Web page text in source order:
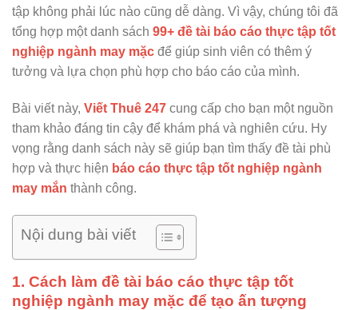
tập không phải lúc nào cũng dễ dàng. Vì vậy, chúng tôi đã
tổng hợp một danh sách 99+ đề tài báo cáo thực tập tốt
nghiệp ngành may mặc để giúp sinh viên có thêm ý
tưởng và lựa chọn phù hợp cho báo cáo của mình.
Bài viết này, Viết Thuê 247 cung cấp cho bạn một nguồn
tham khảo đáng tin cậy để khám phá và nghiên cứu. Hy
vọng rằng danh sách này sẽ giúp bạn tìm thấy đề tài phù
hợp và thực hiện báo cáo thực tập tốt nghiệp ngành
may mắn thành công.
Nội dung bài viết
1. Cách làm đề tài báo cáo thực tập tốt
nghiệp ngành may mặc để tạo ấn tượng